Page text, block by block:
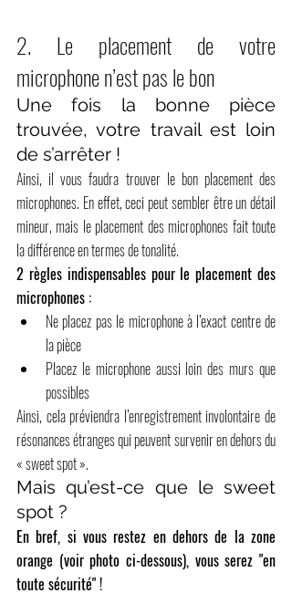
2. Le placement de votre
microphone n’est pas le bon
Une fois la bonne pièce
trouvée, votre travail est loin
de s’arrêter !
Ainsi, il vous faudra trouver le bon placement des
microphones. En effet, ceci peut sembler être un détail
mineur, mais le placement des microphones fait toute
la différence en termes de tonalité.
2 règles indispensables pour le placement des
microphones :
Ne placez pas le microphone à l’exact centre de
la pièce
Placez le microphone aussi loin des murs que
possibles
Ainsi, cela préviendra l’enregistrement involontaire de
résonances étranges qui peuvent survenir en dehors du
« sweet spot ».
Mais qu’est-ce que le sweet
spot ?
En bref, si vous restez en dehors de la zone
orange (voir photo ci-dessous), vous serez "en
toute sécurité" !